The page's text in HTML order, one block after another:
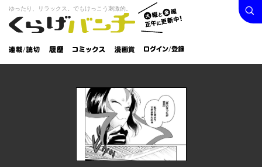
くらげバンチ
火曜と
金曜正
午に更
新中！
ゆったり、リラックス。でもけっこう刺激的。
連載/読
切
履
歴
コミック
漫画
賞
ログイン /
登録
検索